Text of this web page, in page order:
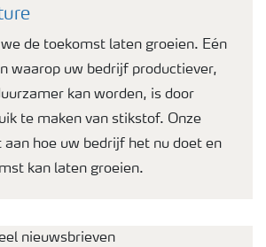
de toekomst laten groeien. Eén
waarop uw bedrijf productiever,
kan worden, is door
te maken van stikstof. Onze
hoe uw bedrijf het nu doet en
kan laten groeien.